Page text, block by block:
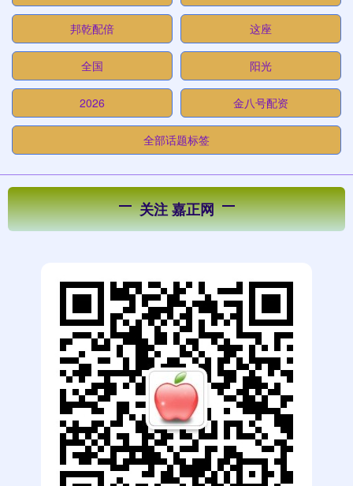
邦乾配倍 这座
全国 阳光
2026 金八号配资
全部话题标签
关注 嘉正网